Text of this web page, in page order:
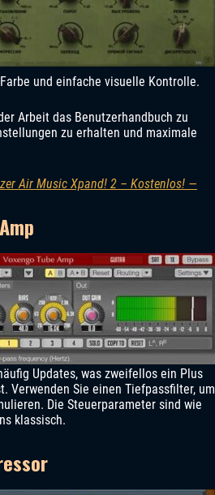
und einfache visuelle Kontrolle.
Arbeit das Benutzerhandbuch zu
zu erhalten und maximale
Air Music Xpand! 2 – Kostenlos! —
Updates, was zweifellos ein Plus
Verwenden Sie einen Tiefpassfilter, um
Die Steuerparameter sind wie
klassisch.